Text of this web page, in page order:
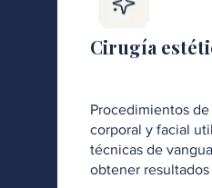
Cirugía
Procedimientos
corporal y facial
técnicas de
obtener resultados